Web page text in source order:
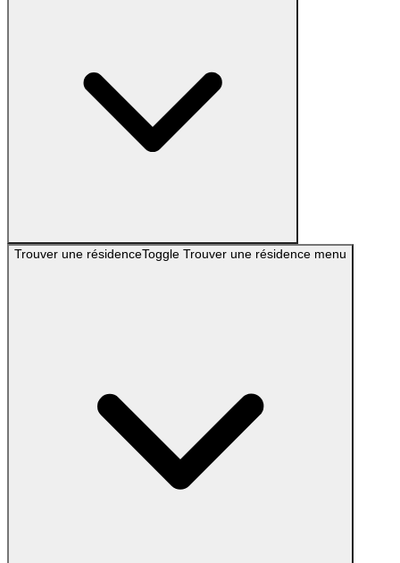
Trouver une résidenceToggle Trouver une résidence menu